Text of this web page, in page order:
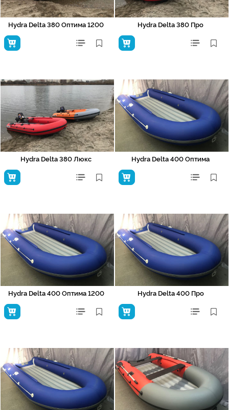
Hydra Delta 380 Оптима 1200 Hydra Delta 380 Про
Hydra Delta 380 Люкс Hydra Delta 400 Оптима
Hydra Delta 400 Оптима 1200 Hydra Delta 400 Про